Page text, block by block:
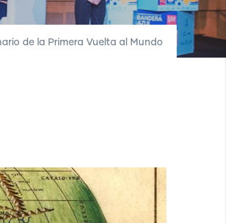
de la Primera Vuelta al Mundo